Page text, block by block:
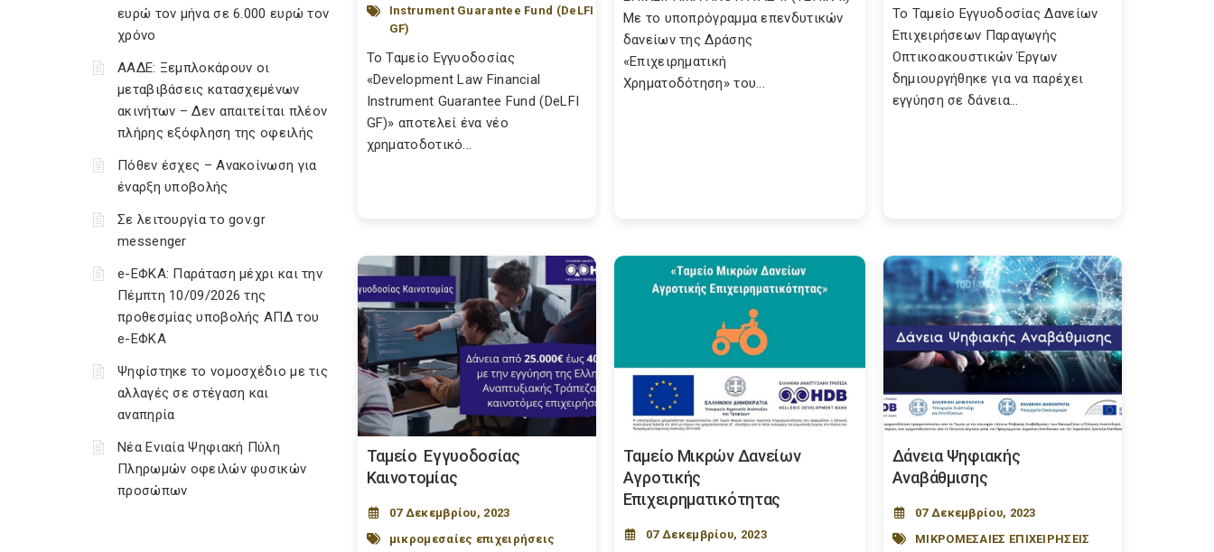
ευρώ τον μήνα σε 6.000 ευρώ τον
χρόνο
ΑΑΔΕ: Ξεμπλοκάρουν οι
μεταβιβάσεις κατασχεμένων
ακινήτων – Δεν απαιτείται πλέον
πλήρης εξόφληση της οφειλής
Πόθεν έσχες – Ανακοίνωση για
έναρξη υποβολής
Σε λειτουργία το gov.gr
messenger
e-ΕΦΚΑ: Παράταση μέχρι και την
Πέμπτη 10/09/2026 της
προθεσμίας υποβολής ΑΠΔ του
e-ΕΦΚΑ
Ψηφίστηκε το νομοσχέδιο με τις
αλλαγές σε στέγαση και
αναπηρία
Νέα Ενιαία Ψηφιακή Πύλη
Πληρωμών οφειλών φυσικών
προσώπων
Instrument Guarantee Fund (DeLFI
GF)
Το Ταμείο Εγγυοδοσίας
«Development Law Financial
Instrument Guarantee Fund (DeLFI
GF)» αποτελεί ένα νέο
χρηματοδοτικό...
Με το υποπρόγραμμα επενδυτικών
δανείων της Δράσης
«Επιχειρηματική
Χρηματοδότηση» του...
Το Ταμείο Εγγυοδοσίας Δανείων
Επιχειρήσεων Παραγωγής
Οπτικοακουστικών Έργων
δημιουργήθηκε για να παρέχει
εγγύηση σε δάνεια...
Ταμείο Εγγυοδοσίας
Καινοτομίας
07 Δεκεμβρίου, 2023
μικρομεσαίες επιχειρήσεις
Ταμείο Μικρών Δανείων
Αγροτικής
Επιχειρηματικότητας
07 Δεκεμβρίου, 2023
Δάνεια Ψηφιακής
Αναβάθμισης
07 Δεκεμβρίου, 2023
ΜΙΚΡΟΜΕΣΑΙΕΣ ΕΠΙΧΕΙΡΗΣΕΙΣ